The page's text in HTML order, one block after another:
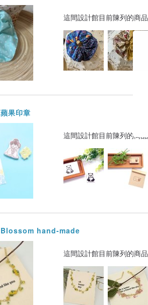
這間設計館目前陳列的商品
蘋果印章
這間設計館目前陳列的商品
Blossom hand-made
這間設計館目前陳列的商品